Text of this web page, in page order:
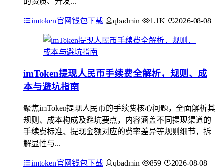
imtoken官网钱包下载 qbadmin 1.1K 2026-08-08
imToken提现人民币手续费全解析，规则、成
本与避坑指南
聚焦imToken提现人民币的手续费核心问题，全面解析其
规则、成本构成及避坑要点，内容涵盖不同提现渠道的
手续费标准、提现金额对应的费率差异等规则细节，拆
解显性与...
imtoken官网钱包下载 qbadmin 859 2026-08-08